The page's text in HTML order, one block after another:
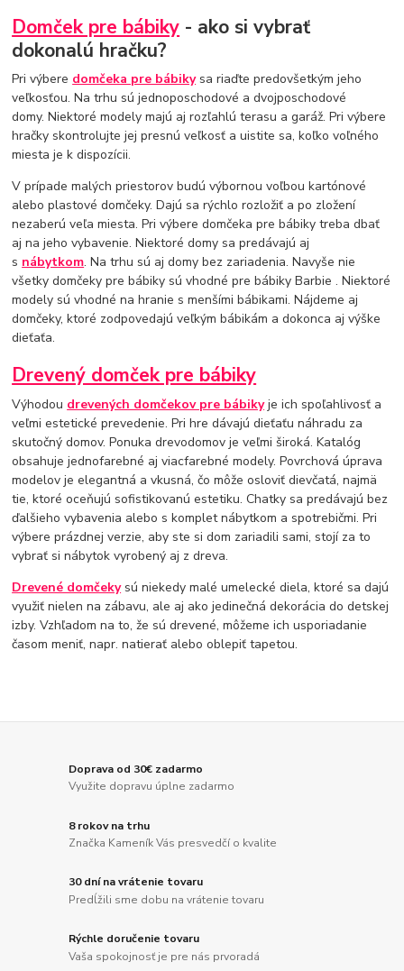
Domček pre bábiky - ako si vybrať
dokonalú hračku?
Pri výbere domčeka pre bábikysa riaďte predovšetkým jeho
veľkosťou. Na trhu sú jednoposchodové a dvojposchodové
domy. Niektoré modely majú aj rozľahlú terasu a garáž. Pri výbere
hračky skontrolujte jej presnú veľkosť a uistite sa, koľko voľného
miesta je k dispozícii.
V prípade malých priestorov budú výbornou voľbou kartónové
alebo plastové domčeky. Dajú sa rýchlo rozložiť a po zložení
nezaberú veľa miesta. Pri výbere domčeka pre bábiky treba dbať
aj na jeho vybavenie. Niektoré domy sa predávajú aj
s nábytkom. Na trhu sú aj domy bez zariadenia. Navyše nie
všetky domčeky pre bábiky sú vhodné pre bábiky Barbie . Niektoré
modely sú vhodné na hranie s menšími bábikami. Nájdeme aj
domčeky, ktoré zodpovedajú veľkým bábikám a dokonca aj výške
dieťaťa.
Drevený domček pre bábiky
Výhodou drevených domčekov pre bábikyje ich spoľahlivosť a
veľmi estetické prevedenie. Pri hre dávajú dieťaťu náhradu za
skutočný domov. Ponuka drevodomov je veľmi široká. Katalóg
obsahuje jednofarebné aj viacfarebné modely. Povrchová úprava
modelov je elegantná a vkusná, čo môže osloviť dievčatá, najmä
tie, ktoré oceňujú sofistikovanú estetiku. Chatky sa predávajú bez
ďalšieho vybavenia alebo s komplet nábytkom a spotrebičmi. Pri
výbere prázdnej verzie, aby ste si dom zariadili sami, stojí za to
vybrať si nábytok vyrobený aj z dreva.
Drevené domčekysú niekedy malé umelecké diela, ktoré sa dajú
využiť nielen na zábavu, ale aj ako jedinečná dekorácia do detskej
izby. Vzhľadom na to, že sú drevené, môžeme ich usporiadanie
časom meniť, napr. natierať alebo oblepiť tapetou.
Doprava od 30€ zadarmo
Využite dopravu úplne zadarmo
8 rokov na trhu
Značka Kameník Vás presvedčí o kvalite
30 dní na vrátenie tovaru
Predĺžili sme dobu na vrátenie tovaru
Rýchle doručenie tovaru
Vaša spokojnosť je pre nás prvoradá